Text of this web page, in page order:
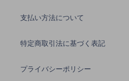
支払い方法について
特定商取引法に基づく表記
プライバシーポリシー